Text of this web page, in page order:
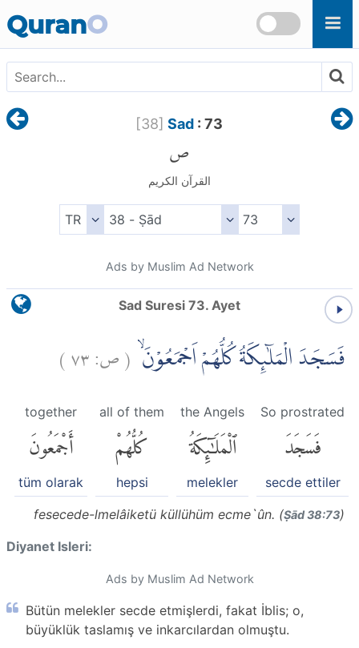
QuranO
[38] Sad : 73
ص
القرآن الكريم
Ads by Muslim Ad Network
Sad Suresi 73. Ayet
فَسَجَدَ الْمَلٰۤىِٕكَةُ كُلُّهُمْ اَجْمَعُوْنَۙ (ص:٧٣)
So prostrated
فَسَجَدَ
secde ettiler
the Angels
ٱلْمَلَٰٓئِكَةُ
melekler
all of them
كُلُّهُمْ
hepsi
together
أَجْمَعُونَ
tüm olarak
fesecede-lmelâiketü küllühüm ecme`ûn. (Ṣād 38:73)
Diyanet Isleri:
Ads by Muslim Ad Network
Bütün melekler secde etmişlerdi, fakat İblis; o,
büyüklük taslamış ve inkarcılardan olmuştu.